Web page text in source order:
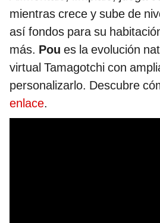
mientras crece y sube de
así fondos para su
más. Pou es la evolución
virtual Tamagotchi con
personalizarlo. Descubre
enlace.